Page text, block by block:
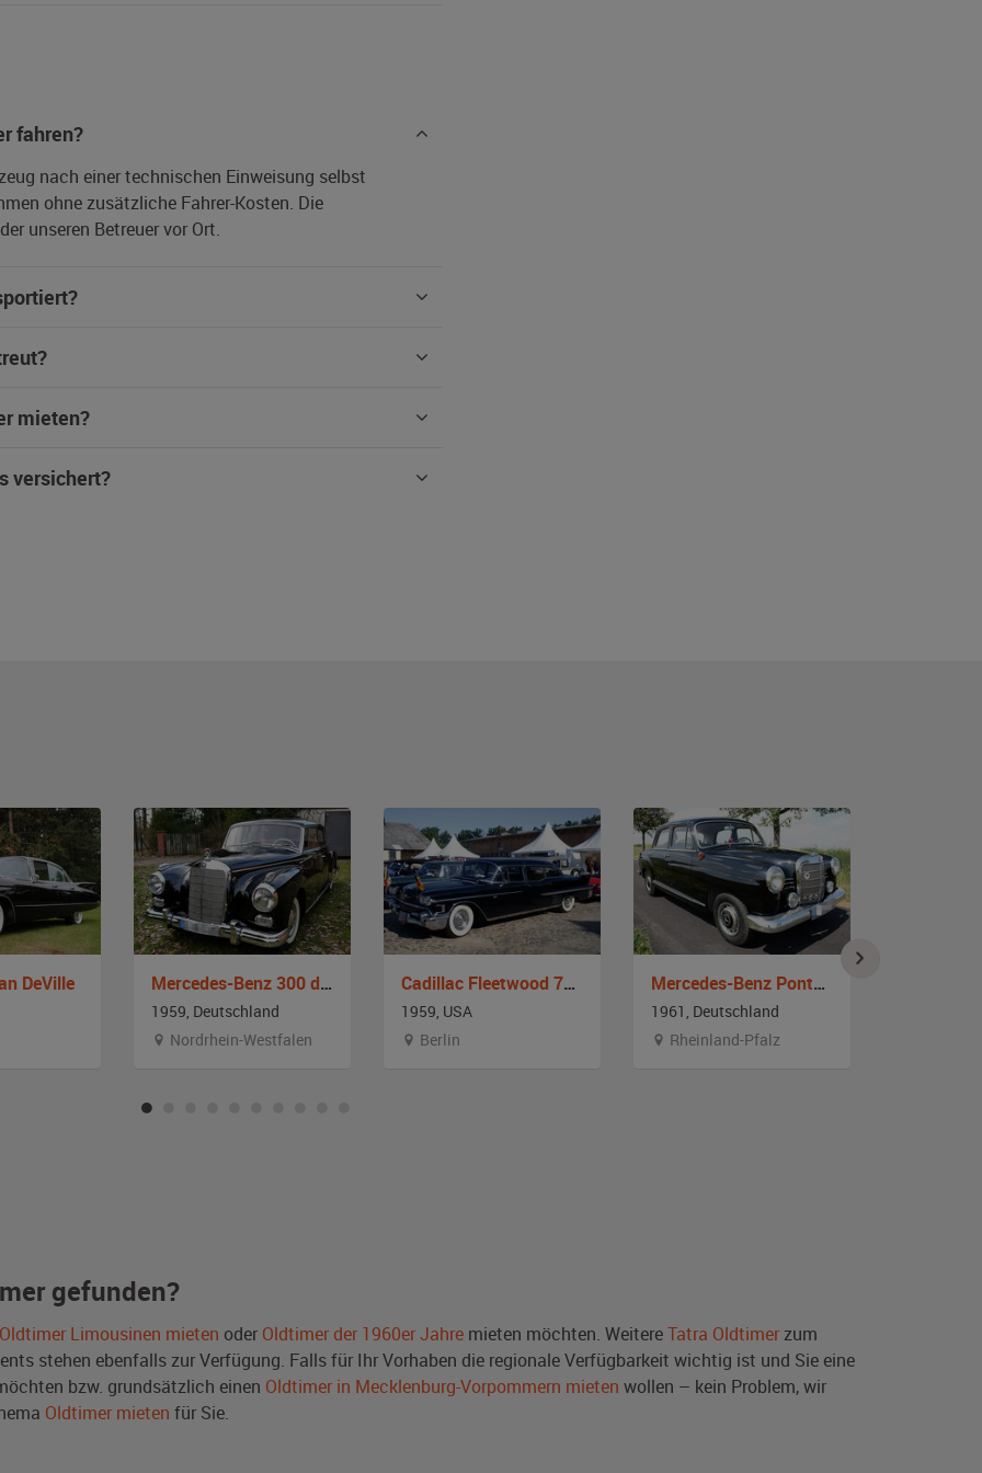
fahren?
nach einer technischen Einweisung selbst
ohne zusätzliche Fahrer-Kosten. Die
unseren Betreuer vor Ort.
mieten?
versichert?
DeVille Mercedes-Benz 300 d Adenauer
1959, Deutschland
Nordrhein-Westfalen
Cadillac Fleetwood 75 Series
1959, USA
Berlin
Mercedes-Benz Ponton 190b
1961, Deutschland
Rheinland-Pfalz
gefunden?
Oldtimer Limousinen mieten oder Oldtimer der 1960er Jahre mieten möchten. WeitereTatra Oldtimer zum
stehen ebenfalls zur Verfügung. Falls für Ihr Vorhaben die regionale Verfügbarkeit wichtig ist und Sie eine
bzw. grundsätzlich einen Oldtimer in Mecklenburg-Vorpommern mieten wollen – kein Problem, wir
Oldtimer mieten für Sie.